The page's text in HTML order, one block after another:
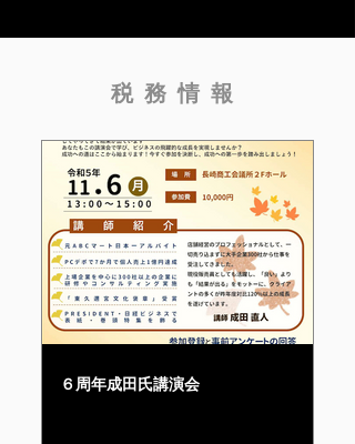
税務情報
６周年成田氏講演会